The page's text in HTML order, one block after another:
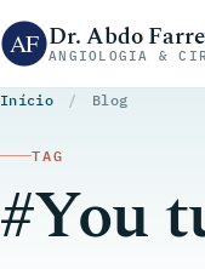
Pular para o conteúdo
Dr. Abdo
ANGIOLOGIA &
Início / Blog
TAG
#You